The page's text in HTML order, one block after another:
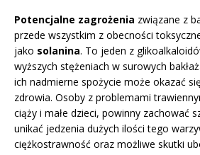
Potencjalne zagrożenia związane z
przede wszystkim z obecności
jako solanina. To jeden z
wyższych stężeniach w surowych
ich nadmierne spożycie może okazać
zdrowia. Osoby z problemami
ciąży i małe dzieci, powinny zachować
unikać jedzenia dużych ilości tego
ciężkostrawność oraz możliwe skutki